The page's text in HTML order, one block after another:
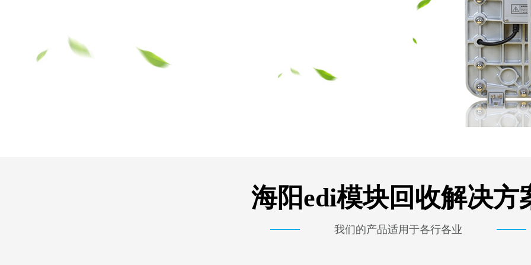
海阳edi模块回收解决方
我们的产品适用于各行各业